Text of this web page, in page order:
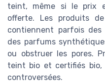
teint, même si le prix
offerte. Les produits
contiennent parfois des
des parfums
ou obstruer les pores.
teint bio et certifiés bio,
controversées.